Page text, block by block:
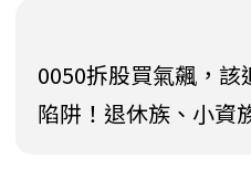
0050拆股買氣飆，
陷阱！退休族、小資